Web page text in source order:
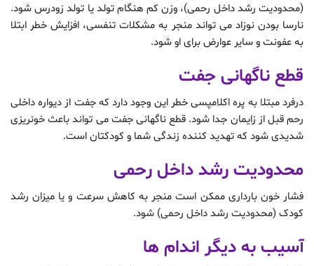
(محدودیت رشد داخل رحمی)، وزن کم هنگام تولد یا تولد زودرس شود.
نارسا بودن نوزاد می تواند منجر به مشکلات تنفسی، افزایش خطر ابتلا
به عفونت و سایر عوارض برای او شود.
قطع ناگهانی جفت
درفرد مبتلا به پره اکلامپسی خطر این وجود دارد که جفت از دیواره داخلی
رحم قبل از زایمان جدا شود. قطع ناگهانی جفت می تواند باعث خونریزی
شدیدی شود که تهدید کننده زندگی شما و کودکتان است.
محدودیت رشد داخل رحمی
فشار خون بارداری ممکن است منجر به کاهش سرعت و یا میزان رشد
کودک (محدودیت رشد داخل رحمی) شود.
آسیب به دیگر اندام ها